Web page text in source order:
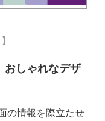
おしゃれなデザ
の情報を際立たせ